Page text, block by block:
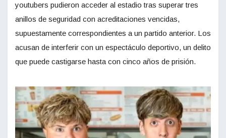
youtubers pudieron acceder al estadio tras superar tres
anillos de seguridad con acreditaciones vencidas,
supuestamente correspondientes a un partido anterior. Los
acusan de interferir con un espectáculo deportivo, un delito
que puede castigarse hasta con cinco años de prisión.